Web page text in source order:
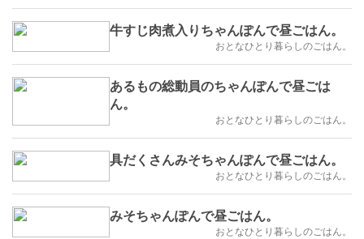
牛すじ肉煮入りちゃんぽんで昼ごはん。
おとなひとり暮らしのごはん。
あるもの総動員のちゃんぽんで昼ごは
ん。
おとなひとり暮らしのごはん。
具だくさんみそちゃんぽんで昼ごはん。
おとなひとり暮らしのごはん。
みそちゃんぽんで昼ごはん。
おとなひとり暮らしのごはん。